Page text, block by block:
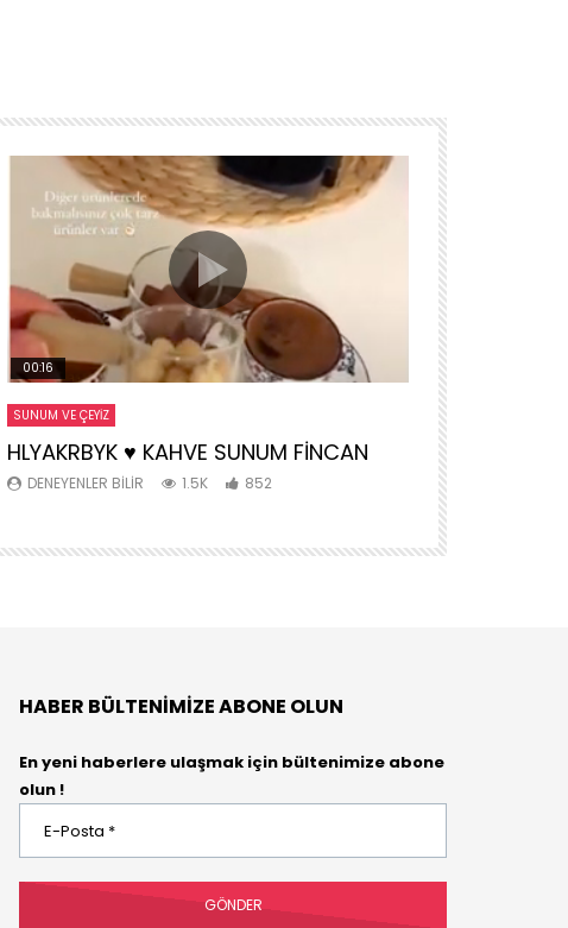
00:16
SUNUM VE ÇEYIZ
HLYAKRBYK ♥️ KAHVE SUNUM FİNCAN
DENEYENLER BILIR 1.5K 852
AKTİVİTE
HABER BÜLTENIMIZE ABONE OLUN
En yeni haberlere ulaşmak için bültenimize abone
olun !
Posta